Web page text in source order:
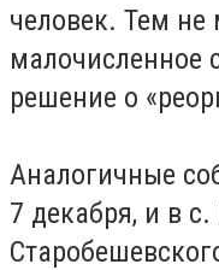
человек. Тем не
малочисленное
решение о
Аналогичные
7 декабря, и в